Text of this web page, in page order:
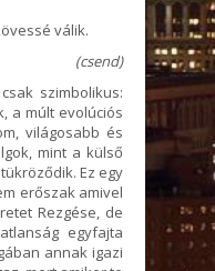
válik.
(csend)
szimbolikus:
a múlt evolúciós
világosabb és
mint a külső
Ez egy
erőszak amivel
Rezgése, de
egyfajta
annak igazi